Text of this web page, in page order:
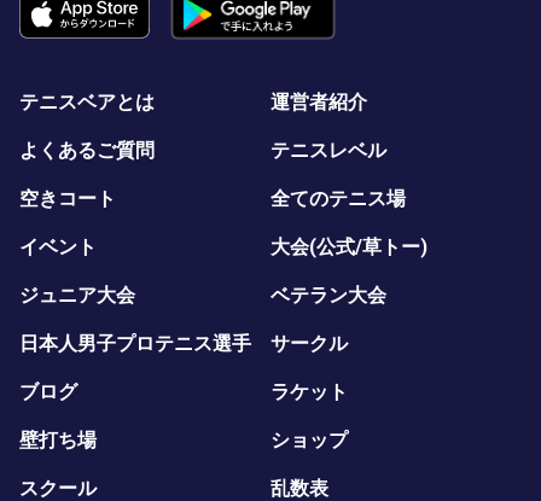
テニスベアとは 運営者紹介
よくあるご質問 テニスレベル
空きコート 全てのテニス場
イベント 大会(公式/草トー)
ジュニア大会 ベテラン大会
日本人男子プロテニス選手 サークル
ブログ ラケット
壁打ち場 ショップ
スクール 乱数表